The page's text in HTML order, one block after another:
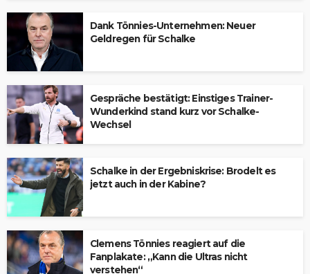
Dank Tönnies-Unternehmen: Neuer
Geldregen für Schalke
Gespräche bestätigt: Einstiges Trainer-
Wunderkind stand kurz vor Schalke-
Wechsel
Schalke in der Ergebniskrise: Brodelt es
jetzt auch in der Kabine?
Clemens Tönnies reagiert auf die
Fanplakate: „Kann die Ultras nicht
verstehen“